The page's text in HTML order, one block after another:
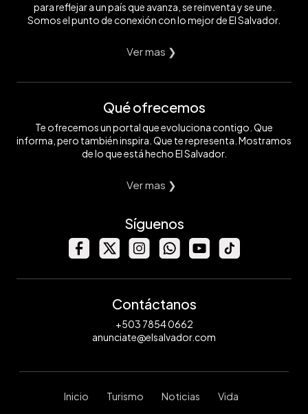
para reflejar a un país que avanza, se reinventa y se une.
Somos el punto de conexión con lo mejor de El Salvador.
Ver mas ❯
Qué ofrecemos
Te ofrecemos un portal que evoluciona contigo. Que
informa, pero también inspira. Que te representa. Mostramos
de lo que está hecho El Salvador.
Ver mas ❯
Síguenos
Contáctanos
+503 7854 0662
anunciate@elsalvador.com
Inicio Turismo Noticias Vida